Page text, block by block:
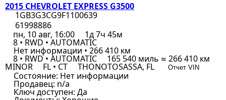
2015 CHEVROLET EXPRESS G3500
1GB3G3CG9F1100639
61998886
пн, 10 авг, 16:00
1д 7ч 45м
8 • RWD • AUTOMATIC
Нет информации • 266 410 км
8 • RWD • AUTOMATIC 165 540 миль ≈ 266 410 км
MINOR FL • CT THONOTOSASSA, FL Отчет VIN
Состояние: Нет информации
Продавец: n/a
Ключ доступен: Да